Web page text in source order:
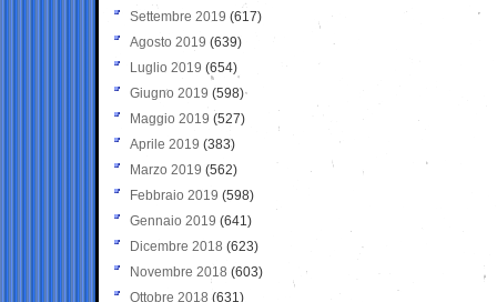
Settembre 2019 (617)
Agosto 2019 (639)
Luglio 2019 (654)
Giugno 2019 (598)
Maggio 2019 (527)
Aprile 2019 (383)
Marzo 2019 (562)
Febbraio 2019 (598)
Gennaio 2019 (641)
Dicembre 2018 (623)
Novembre 2018 (603)
Ottobre 2018 (631)